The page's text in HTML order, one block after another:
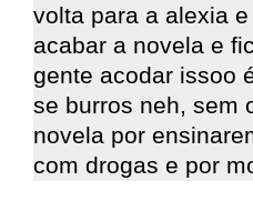
volta para a alexia
acabar a novela e
gente acodar issoo
se burros neh, sem
novela por
com drogas e por